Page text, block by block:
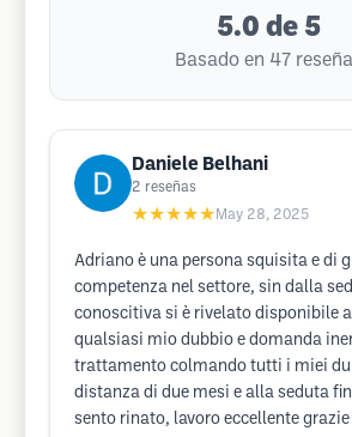
5.0 de 5
Basado en 47
Daniele Belhani
2 reseñas
★★★★★ May 28, 2025
Adriano è una persona squisita e di
competenza nel settore, sin dalla
conoscitiva si è rivelato disponibile
qualsiasi mio dubbio e domanda
trattamento colmando tutti i miei
distanza di due mesi e alla seduta
sento rinato, lavoro eccellente